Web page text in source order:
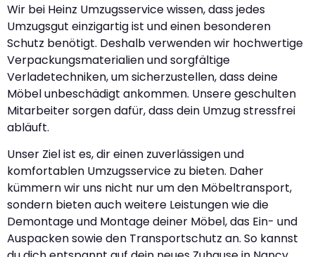
Wir bei Heinz Umzugsservice wissen, dass jedes
Umzugsgut einzigartig ist und einen besonderen
Schutz benötigt. Deshalb verwenden wir hochwertige
Verpackungsmaterialien und sorgfältige
Verladetechniken, um sicherzustellen, dass deine
Möbel unbeschädigt ankommen. Unsere geschulten
Mitarbeiter sorgen dafür, dass dein Umzug stressfrei
abläuft.
Unser Ziel ist es, dir einen zuverlässigen und
komfortablen Umzugsservice zu bieten. Daher
kümmern wir uns nicht nur um den Möbeltransport,
sondern bieten auch weitere Leistungen wie die
Demontage und Montage deiner Möbel, das Ein- und
Auspacken sowie den Transportschutz an. So kannst